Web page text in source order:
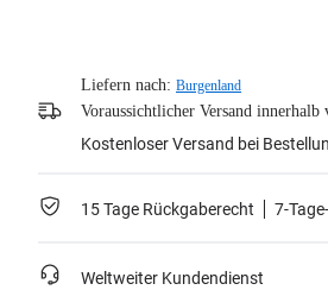
Liefern nach: Burgenland
Voraussichtlicher Versand innerhalb
Kostenloser Versand bei
15 Tage Rückgaberecht 7-
Weltweiter Kundendienst